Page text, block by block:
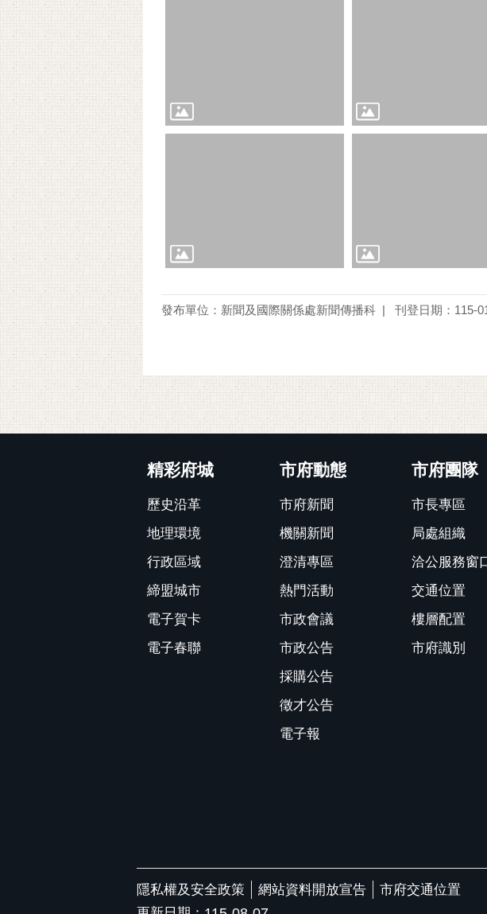
發布單位：新聞及國際關係處新聞傳播科 刊登日期：115-
精彩府城
歷史沿革
地理環境
行政區域
締盟城市
電子賀卡
電子春聯
市府動態
市府新聞
機關新聞
澄清專區
熱門活動
市政會議
市政公告
採購公告
徵才公告
電子報
市府團隊
市長專區
局處組織
洽公服務窗
交通位置
樓層配置
市府識別
隱私權及安全政策 網站資料開放宣告
市府交通位置